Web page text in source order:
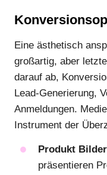
Eine ästhetisch
großartig, aber
darauf ab,
Lead-Generierung,
Anmeldungen.
Instrument der
Produkt
präsentieren